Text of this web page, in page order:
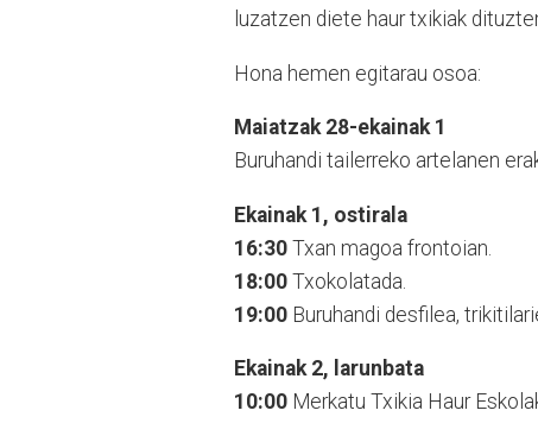
luzatzen diete haur txikiak
Hona hemen egitarau osoa:
Maiatzak 28-ekainak 1
Buruhandi tailerreko artelanen
Ekainak 1, ostirala
16:30 Txan magoa frontoian.
18:00 Txokolatada.
19:00 Buruhandi desfilea,
Ekainak 2, larunbata
10:00 Merkatu Txikia Haur